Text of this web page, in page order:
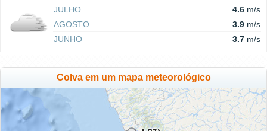
JULHO
4.6 m/s
AGOSTO
3.9 m/s
JUNHO
3.7 m/s
Colva em um mapa meteorológico